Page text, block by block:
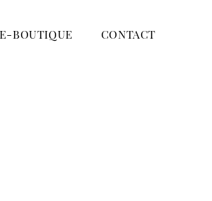
E-BOUTIQUE CONTACT